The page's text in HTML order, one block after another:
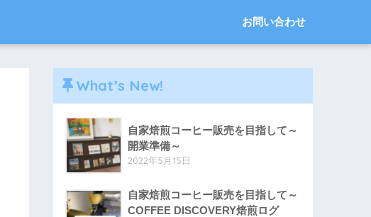
お問い合わせ
What’s New!
自家焙煎コーヒー販売を目指して～
開業準備～
2022年5月15日
自家焙煎コーヒー販売を目指して～
COFFEE DISCOVERY焙煎ログ